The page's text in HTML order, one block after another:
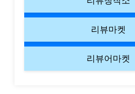
리뷰마켓
리뷰어마켓